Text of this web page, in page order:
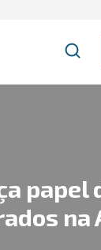
papel
na